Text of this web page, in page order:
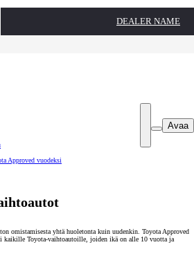
DEALER NAME
Avaa
Approved vuodeksi
omistamisesta yhtä huoletonta kuin uudenkin. Toyota Approved
kaikille Toyota-vaihtoautoille, joiden ikä on alle 10 vuotta ja